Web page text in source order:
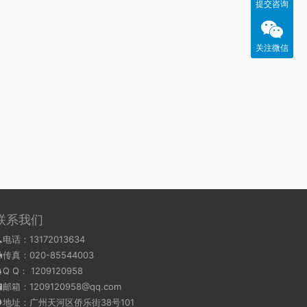
系我们
电话：13172013634
传真：020-85544003
Q Q： 1209120958
邮箱：1209120958@qq.com
地址：广州天河区侨乐街38号101
提交咨询
关注微信